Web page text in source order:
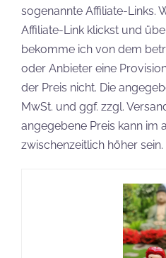
sogenannte Affiliate-Links.
Affiliate-Link klickst und
bekomme ich von dem
oder Anbieter eine
der Preis nicht. Die
MwSt. und ggf. zzgl.
angegebene Preis kann im
zwischenzeitlich höher sein.